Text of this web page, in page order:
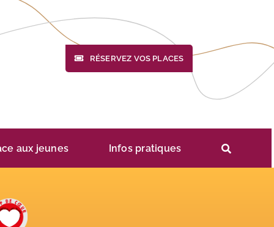
RÉSERVEZ VOS PLACES
aux jeunes Infos pratiques